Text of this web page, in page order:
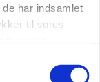
har indsamlet
til vores